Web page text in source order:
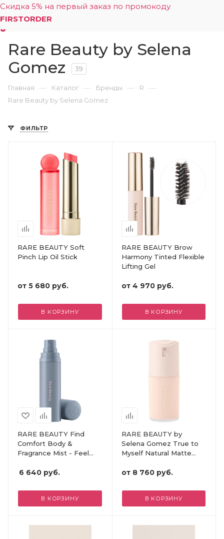
Скидка 5% на первый заказ по промокоду
FIRSTORDER
Rare Beauty by Selena
Gomez
39
Главная — Каталог — Бренды — R —
Rare Beauty by Selena Gomez
ФИЛЬТР
RARE BEAUTY Soft
Pinch Lip Oil Stick
от 5 680 руб.
В КОРЗИНУ
RARE BEAUTY Brow
Harmony Tinted Flexible
Lifting Gel
от 4 970 руб.
В КОРЗИНУ
RARE BEAUTY Find
Comfort Body &
Fragrance Mist - Feel
6 640 руб.
В КОРЗИНУ
RARE BEAUTY by
Selena Gomez True to
Myself Natural Matte
от 8 760 руб.
В КОРЗИНУ